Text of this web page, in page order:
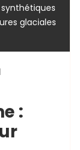
synthétiques
glaciales
: